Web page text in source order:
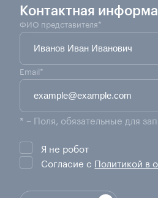
Контактная
ФИО представителя*
Email*
* – Поля, обязательные для
Я не робот
Согласие с Политикой в